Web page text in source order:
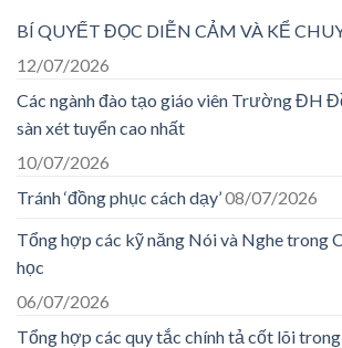
BÍ QUYẾT ĐỌC DIỄN CẢM VÀ KỂ
12/07/2026
Các ngành đào tạo giáo viên Trường ĐH
sàn xét tuyển cao nhất
10/07/2026
Tránh ‘đồng phục cách dạy’08/07/2026
Tổng hợp các kỹ năng Nói và Nghe trong
học
06/07/2026
Tổng hợp các quy tắc chính tả cốt lõi